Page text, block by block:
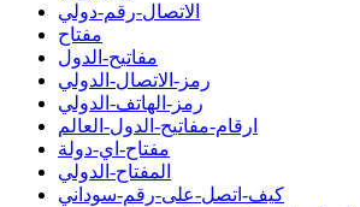
الاتصال-رقم-دولي
مفتاح
مفاتيح-الدول
رمز-الاتصال-الدولي
رمز-الهاتف-الدولي
ارقام-مفاتيح-الدول-العالم
مفتاح-اي-دولة
المفتاح-الدولي
كيف-اتصل-على-رقم-سوداني